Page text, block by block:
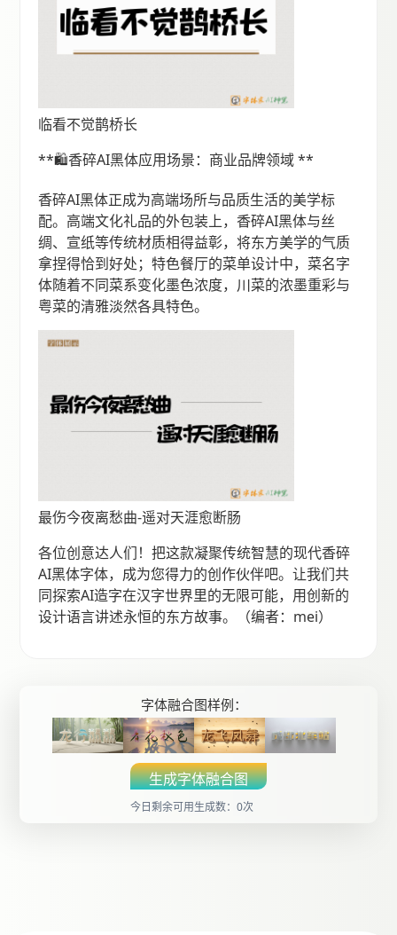
临看不觉鹊桥长
**🛍️香碎AI黑体应用场景：商业品牌领域 **
香碎AI黑体正成为高端场所与品质生活的美学标
配。高端文化礼品的外包装上，香碎AI黑体与丝
绸、宣纸等传统材质相得益彰，将东方美学的气质
拿捏得恰到好处；特色餐厅的菜单设计中，菜名字
体随着不同菜系变化墨色浓度，川菜的浓墨重彩与
粤菜的清雅淡然各具特色。
最伤今夜离愁曲-遥对天涯愈断肠
各位创意达人们！把这款凝聚传统智慧的现代香碎
AI黑体字体，成为您得力的创作伙伴吧。让我们共
同探索AI造字在汉字世界里的无限可能，用创新的
设计语言讲述永恒的东方故事。（编者：mei）
字体融合图样例：
生成字体融合图
今日剩余可用生成数：0次